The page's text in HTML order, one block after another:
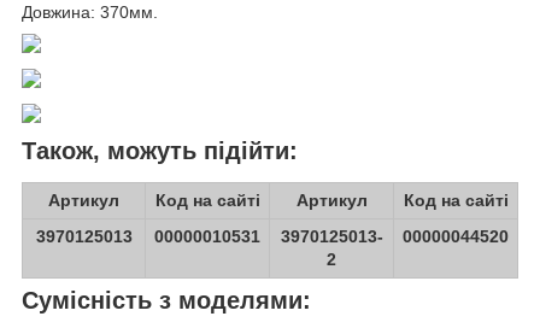
Довжина: 370мм.
Також, можуть підійти:
Артикул Код на сайті Артикул
Код на сайті
3970125013
00000010531
3970125013-
2
00000044520
Сумісність з моделями: